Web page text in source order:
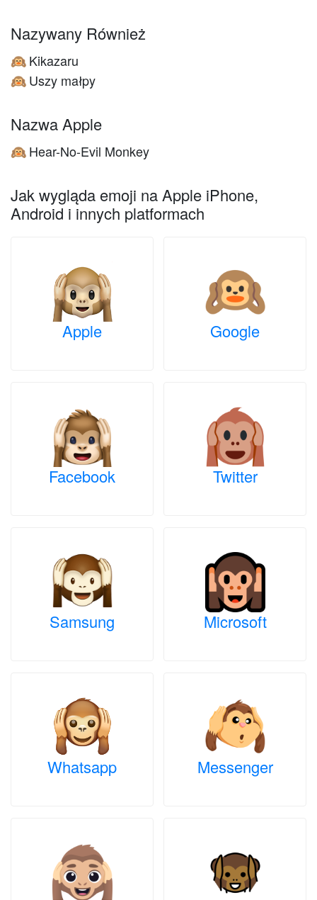
Nazywany Również
🙉 Kikazaru
🙉 Uszy małpy
Nazwa Apple
🙉 Hear-No-Evil Monkey
Jak wygląda emoji na Apple iPhone,
Android i innych platformach
Apple Google
Facebook Twitter
Samsung Microsoft
Whatsapp Messenger